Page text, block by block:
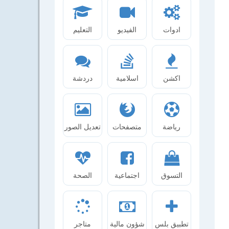
ادوات الفيديو التعليم
اكشن اسلامية دردشة
رياضة متصفحات تعديل الصور
التسوق اجتماعية الصحة
تطبيق بلس شؤون مالية متاجر